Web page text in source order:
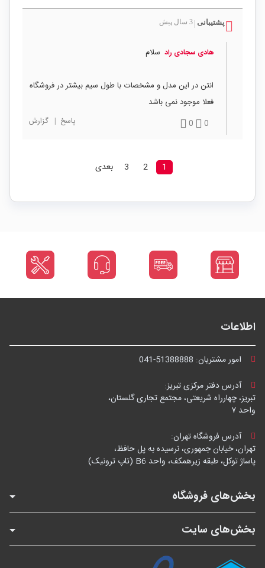
پشتیبانی 3 سال پیش
هادی سجادی راد سلام
انتن در این مدل و مشخصات با طول سیم بیشتر در فروشگاه
فعلا موجود نمی باشد
0
0 پاسخ | گزارش
1
2
3 بعدی
اطلاعات
امور مشتریان: 041-51388888
آدرس دفتر مرکزی تبریز:
تبریز، چهارراه شریعتی، مجتمع تجاری گلستان،
واحد ۷
آدرس فروشگاه تهران:
تهران، خیابان جمهوری، نرسیده به پل حافظ،
پاساژ توکل، طبقه زیرهمکف، واحد B6 (تاپ ترونیک)
بخش‌های فروشگاه
بخش‌های سایت